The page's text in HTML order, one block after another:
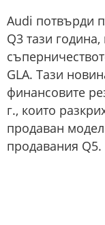
Audi потвърди
Q3 тази
GLA. Тази
финансовите
г., които
продаван
продавания Q5.